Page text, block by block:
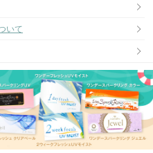
いて